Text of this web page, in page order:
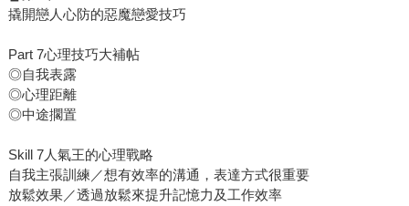
撬開戀人心防的惡魔戀愛技巧
Part 7心理技巧大補帖
◎自我表露
◎心理距離
◎中途擱置
Skill 7人氣王的心理戰略
自我主張訓練／想有效率的溝通，表達方式很重要
放鬆效果／透過放鬆來提升記憶力及工作效率